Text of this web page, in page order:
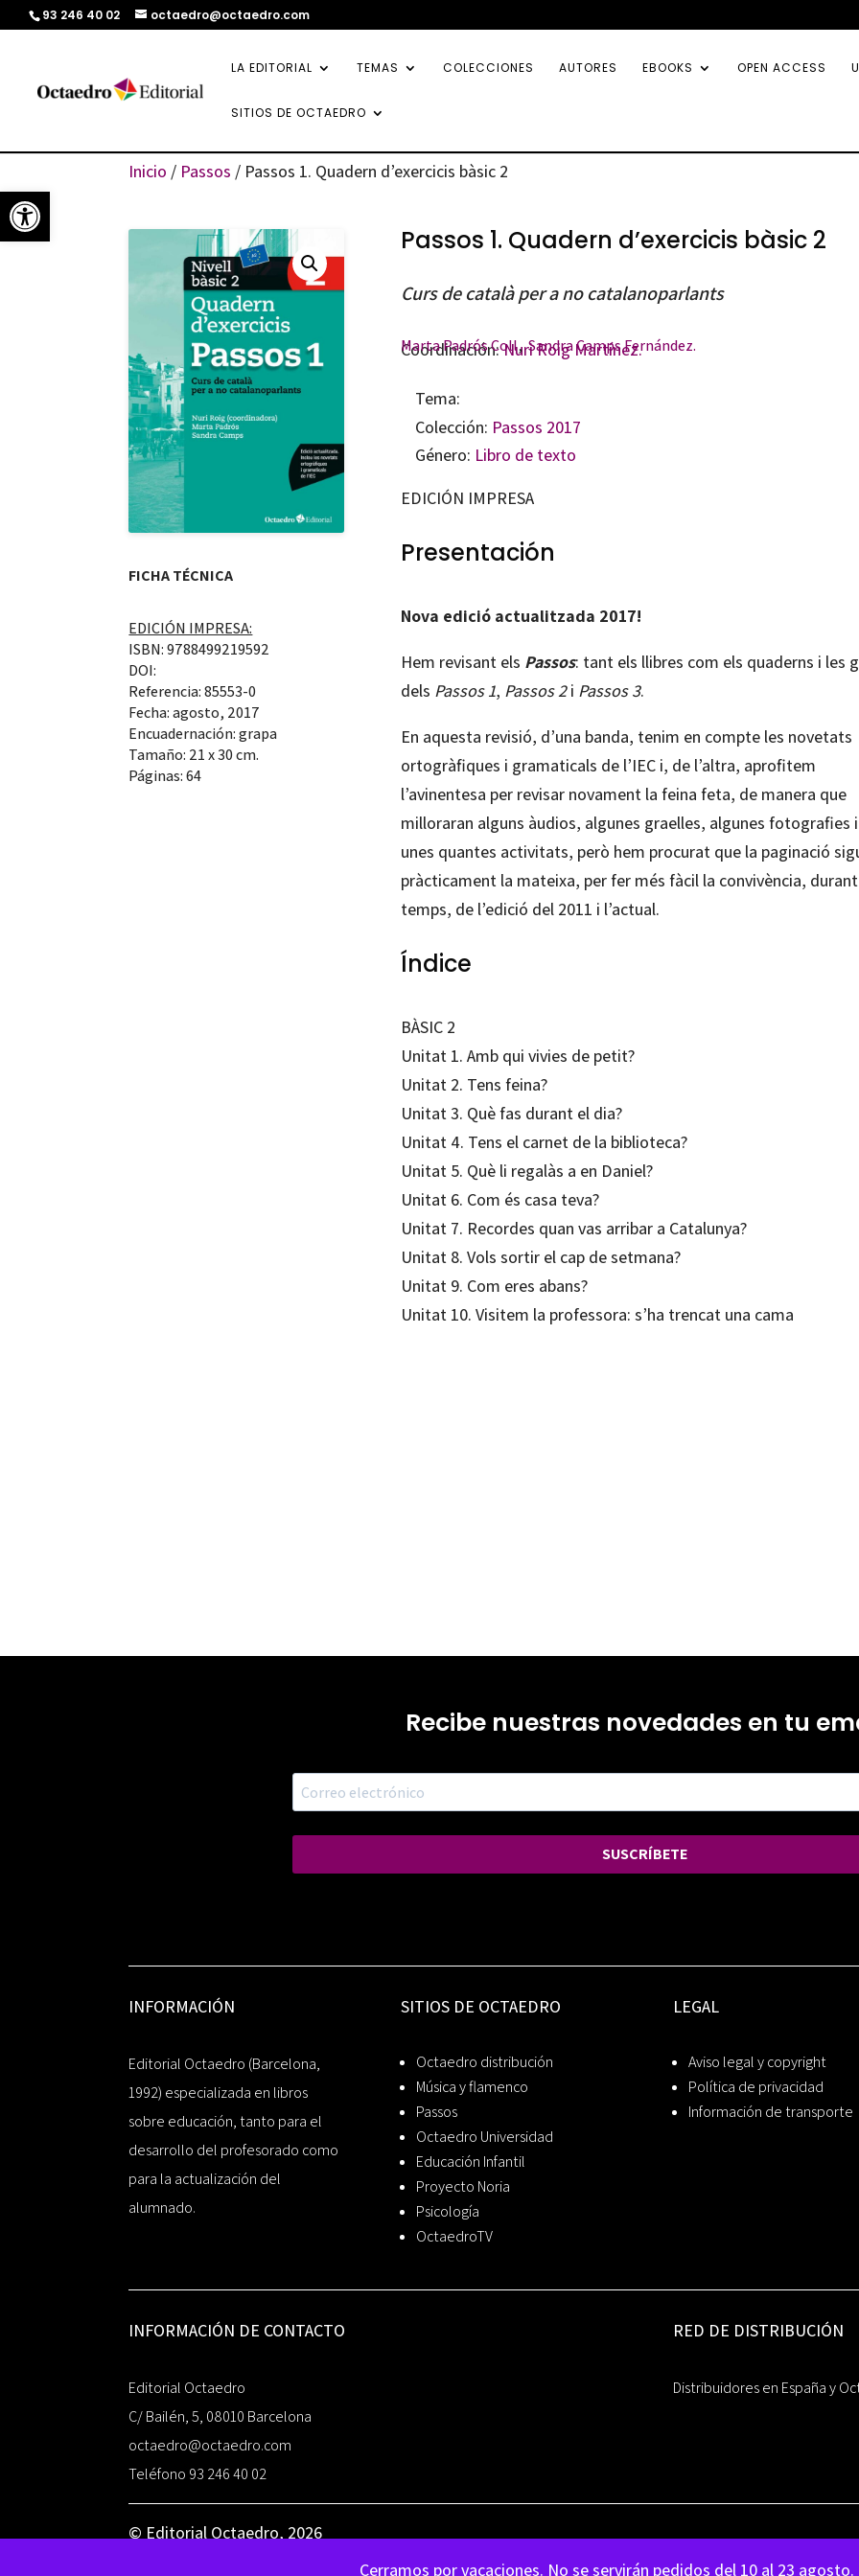
Abrir barra de herramientas
Cerramos por vacaciones. No se servirán pedidos del 10 al 23 agosto.
93 246 40 02 octaedro@octaedro.com
LA EDITORIAL TEMAS COLECCIONES AUTORES EBOOKS OPEN ACCESS
SITIOS DE OCTAEDRO
Inicio / Passos / Passos 1. Quadern d’exercicis bàsic 2
FICHA TÉCNICA
EDICIÓN IMPRESA:
ISBN: 9788499219592
DOI:
Referencia: 85553-0
Fecha: agosto, 2017
Encuadernación: grapa
Tamaño: 21 x 30 cm.
Páginas: 64
Passos 1. Quadern d’exercicis bàsic 2
Curs de català per a no catalanoparlants
Coordinación:Nuri Roig Martínez.
Marta Padrós Coll,Sandra Camps Fernández.
Tema:
Colección: Passos 2017
Género: Libro de texto
EDICIÓN IMPRESA
Presentación
Nova edició actualitzada 2017!
Hem revisant els Passos: tant els llibres com els quaderns i les
dels Passos 1, Passos 2i Passos 3.
En aquesta revisió, d’una banda, tenim en compte les novetats
ortogràfiques i gramaticals de l’IEC i, de l’altra, aprofitem
l’avinentesa per revisar novament la feina feta, de manera que
milloraran alguns àudios, algunes graelles, algunes fotografies i
unes quantes activitats, però hem procurat que la paginació
pràcticament la mateixa, per fer més fàcil la convivència,
temps, de l’edició del 2011 i l’actual.
Índice
BÀSIC 2
Unitat 1. Amb qui vivies de petit?
Unitat 2. Tens feina?
Unitat 3. Què fas durant el dia?
Unitat 4. Tens el carnet de la biblioteca?
Unitat 5. Què li regalàs a en Daniel?
Unitat 6. Com és casa teva?
Unitat 7. Recordes quan vas arribar a Catalunya?
Unitat 8. Vols sortir el cap de setmana?
Unitat 9. Com eres abans?
Unitat 10. Visitem la professora: s’ha trencat una cama
Recibe nuestras novedades en tu
SUSCRÍBETE
INFORMACIÓN
Editorial Octaedro (Barcelona,
1992) especializada en libros
sobre educación, tanto para el
desarrollo del profesorado como
para la actualización del
alumnado.
SITIOS DE OCTAEDRO
Octaedro distribución
Música y flamenco
Passos
Octaedro Universidad
Educación Infantil
Proyecto Noria
Psicología
OctaedroTV
LEGAL
Aviso legal y copyright
Política de privacidad
Información de transporte
INFORMACIÓN DE CONTACTO
Editorial Octaedro
C/ Bailén, 5, 08010 Barcelona
octaedro@octaedro.com
Teléfono 93 246 40 02
RED DE DISTRIBUCIÓN
Distribuidores en España y
© Editorial Octaedro, 2026